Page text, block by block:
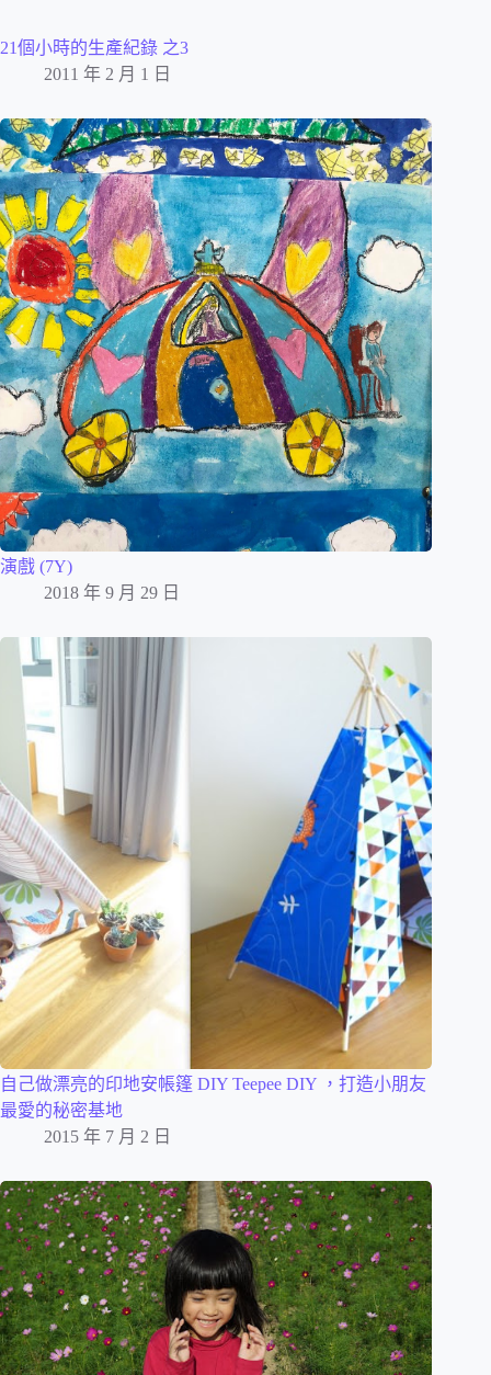
21個小時的生產紀錄 之3
2011 年 2 月 1 日
演戲 (7Y)
2018 年 9 月 29 日
自己做漂亮的印地安帳篷 DIY Teepee DIY ，打造小朋友
最愛的秘密基地
2015 年 7 月 2 日